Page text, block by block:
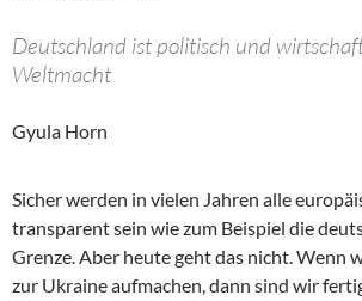
Deutschland ist politisch und
Weltmacht
Gyula Horn
Sicher werden in vielen Jahren alle
transparent sein wie zum Beispiel die
Grenze. Aber heute geht das nicht. Wenn
zur Ukraine aufmachen, dann sind wir